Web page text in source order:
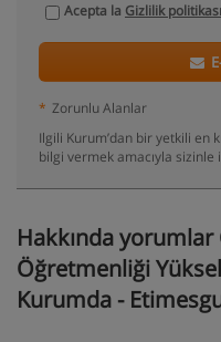
Acepta la Gizlilik
* Zorunlu Alanlar
Ilgili Kurum’dan bir yetkili en
bilgi vermek amacıyla
Hakkında
Öğretmenliği
Kurumda -